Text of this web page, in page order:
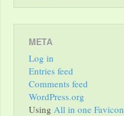
META
Log in
Entries feed
Comments feed
WordPress.org
Using All in one Favicon